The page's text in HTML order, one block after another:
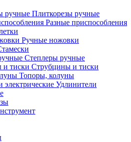
Плиткорезы ручные
Разные приспособления
Ручные ножовки
Степлеры ручные
Струбцины и тиски
Топоры, колуны
Удлинители